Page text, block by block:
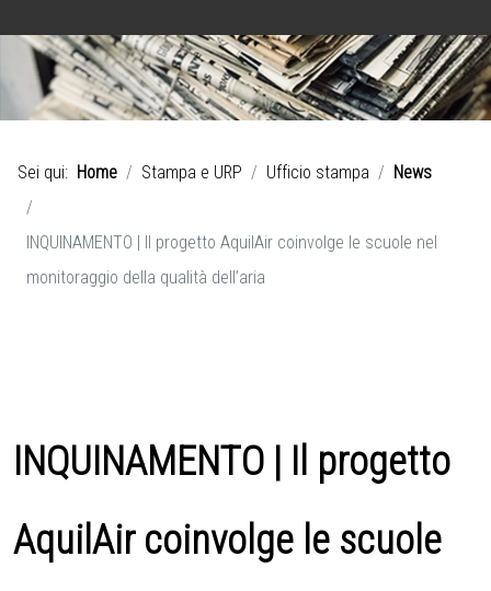
Sei qui: Home Stampa e URP Ufficio stampa News
INQUINAMENTO | Il progetto AquilAir coinvolge le scuole nel
monitoraggio della qualità dell’aria
INQUINAMENTO | Il progetto
AquilAir coinvolge le scuole